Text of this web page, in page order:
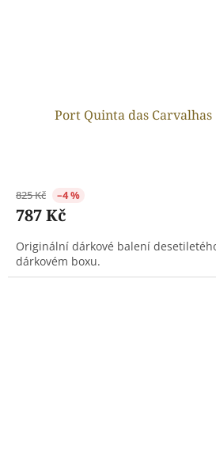
Port Quinta das Carvalhas
825 Kč –4 %
787 Kč
Originální dárkové balení
dárkovém boxu.